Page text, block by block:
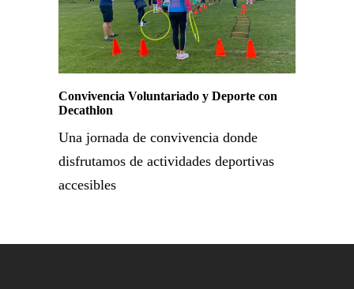
Convivencia Voluntariado y Deporte con
Decathlon
Una jornada de convivencia donde
disfrutamos de actividades deportivas
accesibles